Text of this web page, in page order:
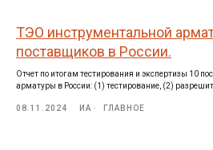
ТЭО инструментальной
поставщиков в России.
Отчет по итогам тестирования и экспертизы 10
арматуры в России: (1) тестирование, (2)
08.11.2024 ИА ГЛАВНОЕ